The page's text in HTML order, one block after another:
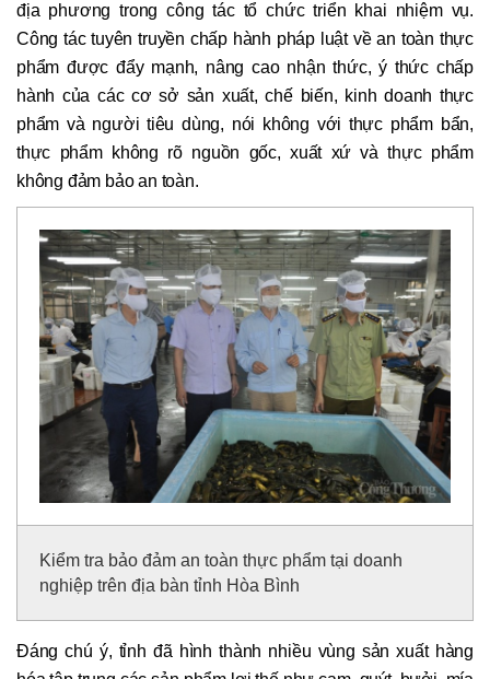
địa phương trong công tác tổ chức triển khai nhiệm vụ.
Công tác tuyên truyền chấp hành pháp luật về an toàn thực
phẩm được đẩy mạnh, nâng cao nhận thức, ý thức chấp
hành của các cơ sở sản xuất, chế biến, kinh doanh thực
phẩm và người tiêu dùng, nói không với thực phẩm bẩn,
thực phẩm không rõ nguồn gốc, xuất xứ và thực phẩm
không đảm bảo an toàn.
Kiểm tra bảo đảm an toàn thực phẩm tại doanh
nghiệp trên địa bàn tỉnh Hòa Bình
Đáng chú ý, tỉnh đã hình thành nhiều vùng sản xuất hàng